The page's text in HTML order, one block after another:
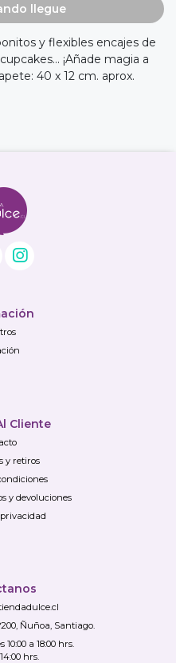
llegue
y flexibles encajes de
¡Añade magia a
40 x 12 cm. aprox.
Cliente
y retiros
y devoluciones
Ñuñoa, Santiago.
a 18:00 hrs.
hrs.